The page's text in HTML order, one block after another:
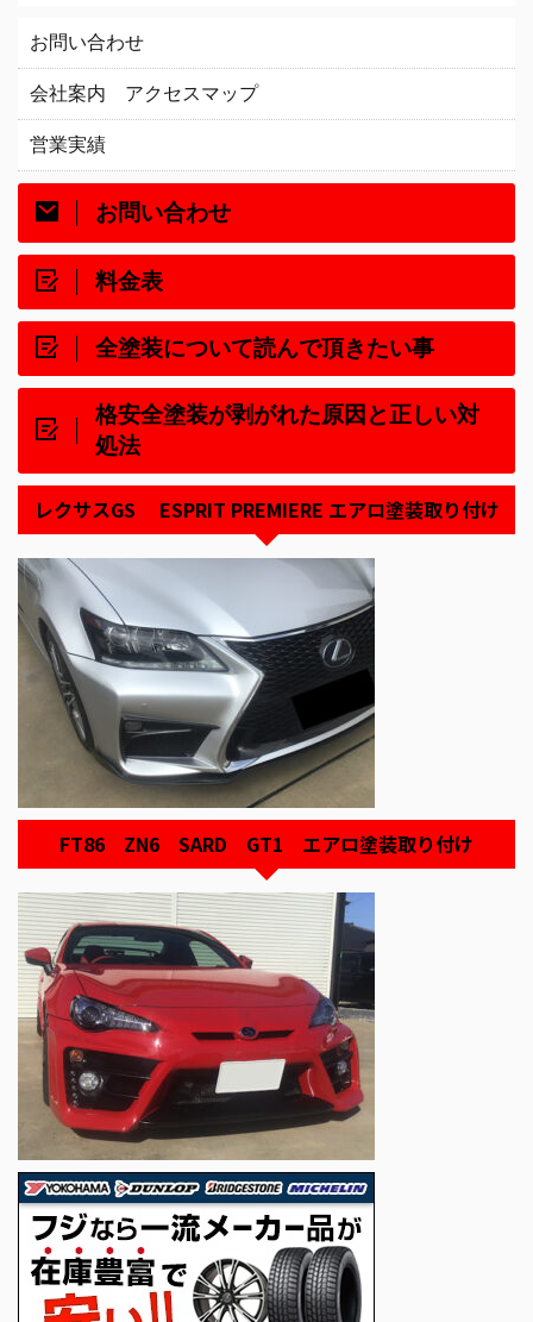
お問い合わせ
会社案内 アクセスマップ
営業実績
お問い合わせ
料金表
全塗装について読んで頂きたい事
格安全塗装が剥がれた原因と正しい対
処法
レクサスGS ESPRIT PREMIERE エアロ塗装取り付け
FT86 ZN6 SARD GT1 エアロ塗装取り付け